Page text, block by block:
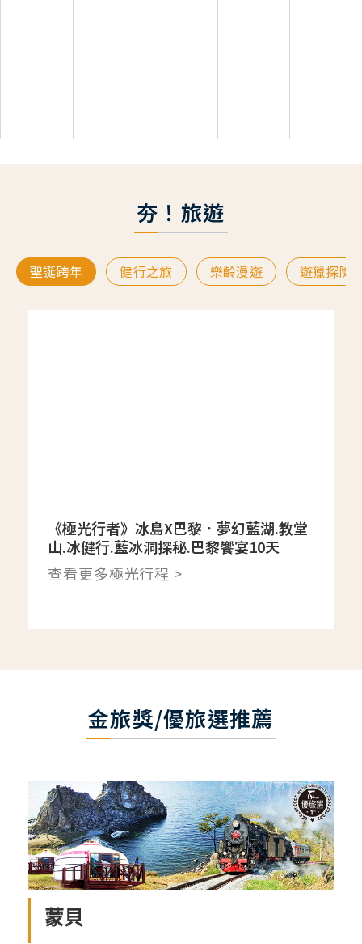
夯！旅遊
聖誕跨年 健行之旅 樂齡漫遊 遊獵探險
《極光行者》冰島X巴黎．夢幻藍湖.教堂
山.冰健行.藍冰洞探秘.巴黎饗宴10天
查看更多極光行程 >
金旅獎/優旅選推薦
蒙貝